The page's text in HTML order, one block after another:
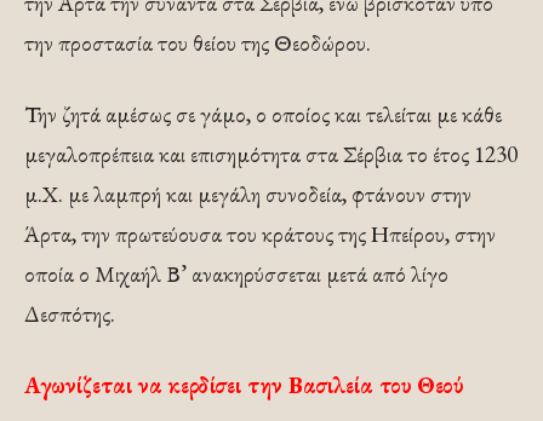
την προστασία του θείου της Θεοδώρου.
Την ζητά αμέσως σε γάμο, ο οποίος και τελείται με κάθε
μεγαλοπρέπεια και επισημότητα στα Σέρβια το έτος 1230
μ.Χ. με λαμπρή και μεγάλη συνοδεία, φτάνουν στην
Άρτα, την πρωτεύουσα του κράτους της Ηπείρου, στην
οποία ο Μιχαήλ Β’ ανακηρύσσεται μετά από λίγο
Δεσπότης.
Αγωνίζεται να κερδίσει την Βασιλεία του Θεού